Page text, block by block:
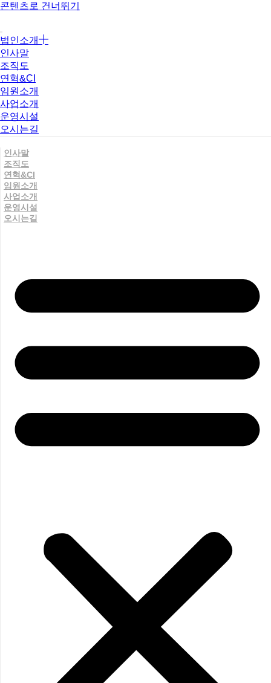
콘텐츠로 건너뛰기
법인소개
인사말
조직도
연혁&CI
임원소개
사업소개
운영시설
오시는길
인사말
조직도
연혁&CI
임원소개
사업소개
운영시설
오시는길